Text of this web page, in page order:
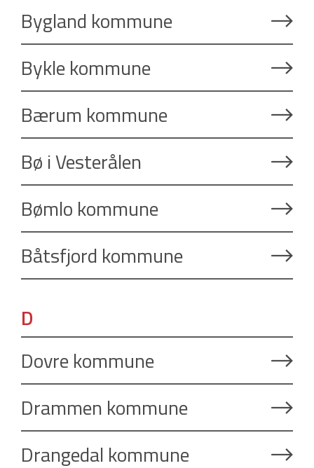
Bygland kommune
Bykle kommune
Bærum kommune
Bø i Vesterålen
Bømlo kommune
Båtsfjord kommune
D
Dovre kommune
Drammen kommune
Drangedal kommune